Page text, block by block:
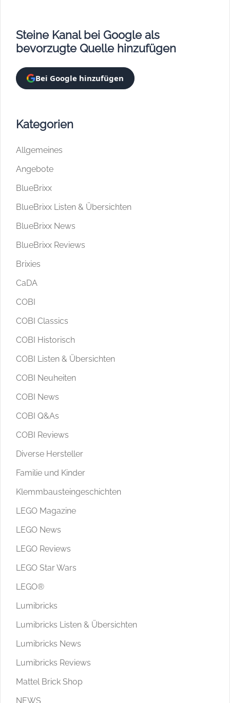
Steine Kanal bei Google als
bevorzugte Quelle hinzufügen
Bei Google hinzufügen
Kategorien
Allgemeines
Angebote
BlueBrixx
BlueBrixx Listen & Übersichten
BlueBrixx News
BlueBrixx Reviews
Brixies
CaDA
COBI
COBI Classics
COBI Historisch
COBI Listen & Übersichten
COBI Neuheiten
COBI News
COBI Q&As
COBI Reviews
Diverse Hersteller
Familie und Kinder
Klemmbausteingeschichten
LEGO Magazine
LEGO News
LEGO Reviews
LEGO Star Wars
LEGO®
Lumibricks
Lumibricks Listen & Übersichten
Lumibricks News
Lumibricks Reviews
Mattel Brick Shop
NEWS